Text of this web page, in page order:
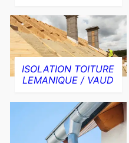
ISOLATION TOITURE
LEMANIQUE / VAUD